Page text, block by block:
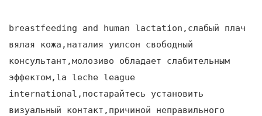
breastfeeding and human lactation,слабый плач
вялая кожа,наталия уилсон свободный
консультант,молозиво обладает слабительным
эффектом,la leche league
international,постарайтесь установить
визуальный контакт,причиной неправильного